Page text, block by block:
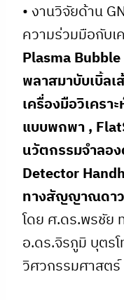
• งานวิจัยด้าน
ความร่วมมือกับเ
Plasma
พลาสมาบับเบิ้ล
เครื่องมือวิเคร
แบบพกพา ,
นวัตกรรมจำลอ
Detector
ทางสัญญาณดา
โดย ศ.ดร.พรชัย
อ.ดร.จิรภูมิ บุตร
วิศวกรรมศาสตร์